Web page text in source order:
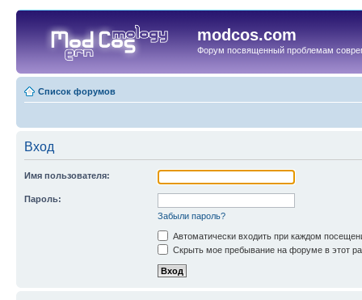
modcos.com
Форум посвященный проблемам
Список форумов
Вход
Имя пользователя:
Пароль:
Забыли пароль?
Автоматически входить при каждом
Скрыть мое пребывание на форуме в этот